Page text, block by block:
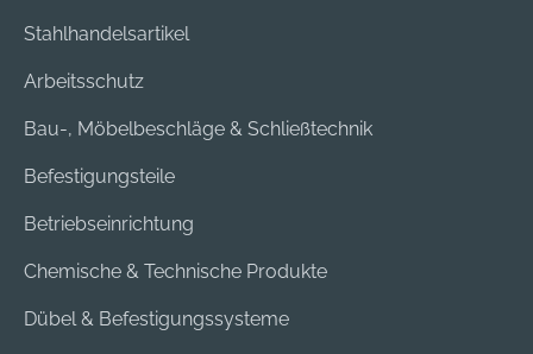
Stahlhandelsartikel
Arbeitsschutz
Bau-, Möbelbeschläge & Schließtechnik
Befestigungsteile
Betriebseinrichtung
Chemische & Technische Produkte
Dübel & Befestigungssysteme